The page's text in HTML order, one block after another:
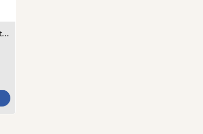
Mesa Ping Pong Rebatible